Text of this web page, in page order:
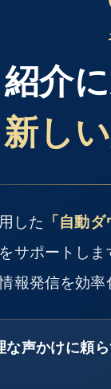
紹介
新し
した 「自動
サポートし
報発信を効
な声かけに頼